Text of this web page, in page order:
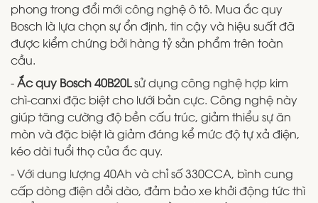
phong trong đổi mới công nghệ ô tô. Mua ắc quy
Bosch là lựa chọn sự ổn định, tin cậy và hiệu suất đã
được kiểm chứng bởi hàng tỷ sản phẩm trên toàn
cầu.
-Ắc quy Bosch 40B20Lsử dụng công nghệ hợp kim
chì-canxi đặc biệt cho lưới bản cực. Công nghệ này
giúp tăng cường độ bền cấu trúc, giảm thiểu sự ăn
mòn và đặc biệt là giảm đáng kể mức độ tự xả điện,
kéo dài tuổi thọ của ắc quy.
- Với dung lượng 40Ah và chỉ số 330CCA, bình cung
cấp dòng điện dồi dào, đảm bảo xe khởi động tức thì